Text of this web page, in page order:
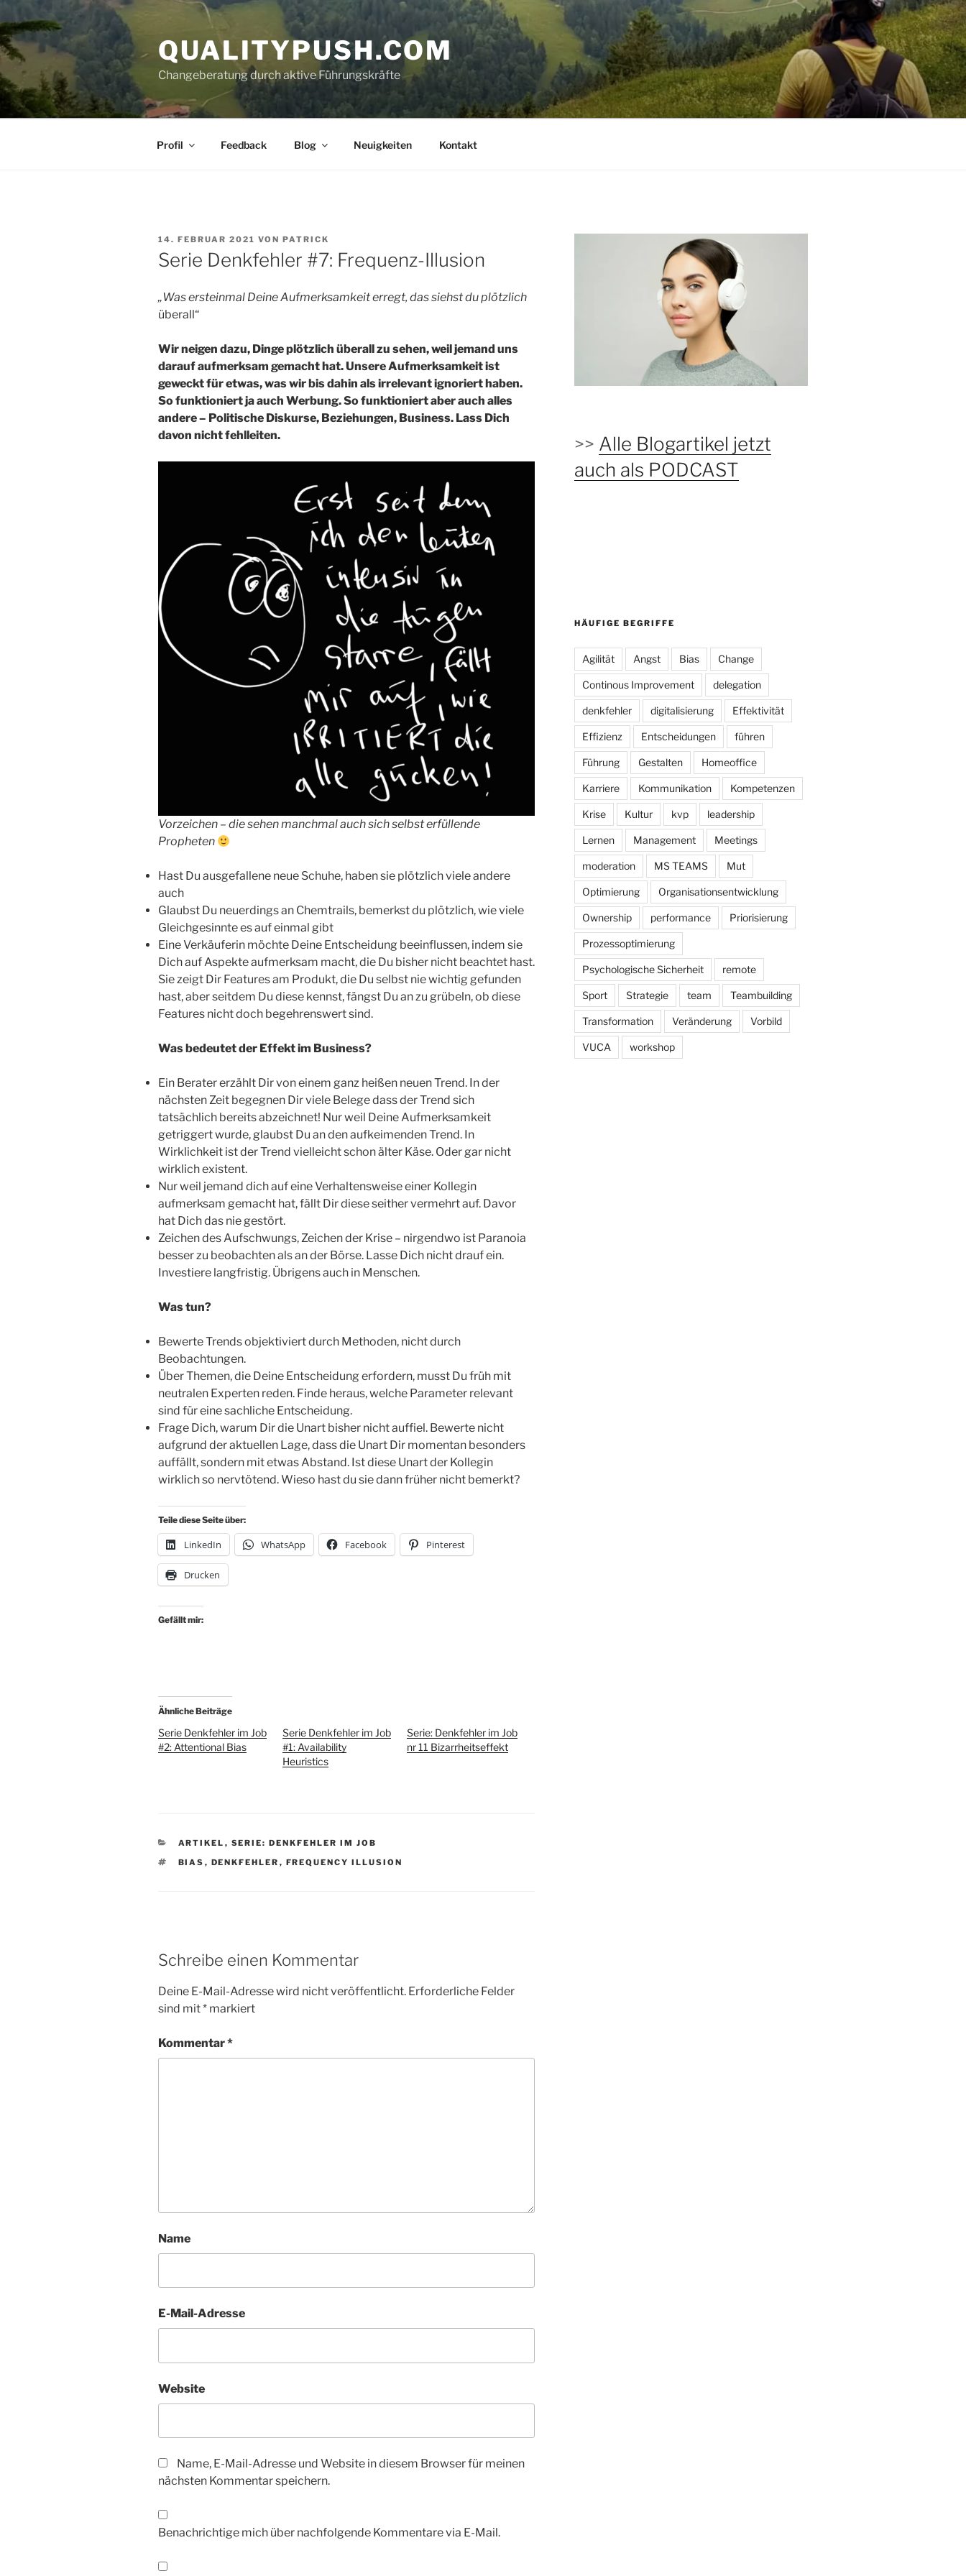
Inhalt
springen
QUALITYPUSH.COM
Changeberatung durch aktive Führungskräfte
Profil Feedback Blog Neuigkeiten Kontakt
VERÖFFENTLICHT
AM
14. FEBRUAR 2021 VON PATRICK
Serie Denkfehler #7: Frequenz-Illusion
„Was ersteinmal Deine Aufmerksamkeit erregt, das siehst du plötzlich
überall“
Wir neigen dazu, Dinge plötzlich überall zu sehen, weil jemand uns
darauf aufmerksam gemacht hat. Unsere Aufmerksamkeit ist
geweckt für etwas, was wir bis dahin als irrelevant ignoriert haben.
So funktioniert ja auch Werbung. So funktioniert aber auch alles
andere – Politische Diskurse, Beziehungen, Business. Lass Dich
davon nicht fehlleiten.
Vorzeichen – die sehen manchmal auch sich selbst erfüllende
Propheten
Hast Du ausgefallene neue Schuhe, haben sie plötzlich viele andere
auch
Glaubst Du neuerdings an Chemtrails, bemerkst du plötzlich, wie viele
Gleichgesinnte es auf einmal gibt
Eine Verkäuferin möchte Deine Entscheidung beeinflussen, indem sie
Dich auf Aspekte aufmerksam macht, die Du bisher nicht beachtet hast.
Sie zeigt Dir Features am Produkt, die Du selbst nie wichtig gefunden
hast, aber seitdem Du diese kennst, fängst Du an zu grübeln, ob diese
Features nicht doch begehrenswert sind.
Was bedeutet der Effekt im Business?
Ein Berater erzählt Dir von einem ganz heißen neuen Trend. In der
nächsten Zeit begegnen Dir viele Belege dass der Trend sich
tatsächlich bereits abzeichnet! Nur weil Deine Aufmerksamkeit
getriggert wurde, glaubst Du an den aufkeimenden Trend. In
Wirklichkeit ist der Trend vielleicht schon älter Käse. Oder gar nicht
wirklich existent.
Nur weil jemand dich auf eine Verhaltensweise einer Kollegin
aufmerksam gemacht hat, fällt Dir diese seither vermehrt auf. Davor
hat Dich das nie gestört.
Zeichen des Aufschwungs, Zeichen der Krise – nirgendwo ist Paranoia
besser zu beobachten als an der Börse. Lasse Dich nicht drauf ein.
Investiere langfristig. Übrigens auch in Menschen.
Was tun?
Bewerte Trends objektiviert durch Methoden, nicht durch
Beobachtungen.
Über Themen, die Deine Entscheidung erfordern, musst Du früh mit
neutralen Experten reden. Finde heraus, welche Parameter relevant
sind für eine sachliche Entscheidung.
Frage Dich, warum Dir die Unart bisher nicht auffiel. Bewerte nicht
aufgrund der aktuellen Lage, dass die Unart Dir momentan besonders
auffällt, sondern mit etwas Abstand. Ist diese Unart der Kollegin
wirklich so nervtötend. Wieso hast du sie dann früher nicht bemerkt?
Teile diese Seite über:
LinkedIn WhatsApp Facebook Pinterest
Drucken
Gefällt mir:
Ähnliche Beiträge
Serie Denkfehler im Job
#2: Attentional Bias
Serie Denkfehler im Job
#1: Availability
Heuristics
Serie: Denkfehler im Job
nr 11 Bizarrheitseffekt
KATEGORIEN
ARTIKEL , SERIE: DENKFEHLER IM JOB
SCHLAGWÖRTER
BIAS , DENKFEHLER , FREQUENCY ILLUSION
Schreibe einen Kommentar
Deine E-Mail-Adresse wird nicht veröffentlicht. Erforderliche Felder
sind mit* markiert
Kommentar*
Name
E-Mail-Adresse
Website
Name, E-Mail-Adresse und Website in diesem Browser für meinen
nächsten Kommentar speichern.
Benachrichtige mich über nachfolgende Kommentare via E-Mail.
>> Alle Blogartikel jetzt
auch als PODCAST
HÄUFIGE BEGRIFFE
Agilität Angst Bias Change
Continous Improvement delegation
denkfehler digitalisierung Effektivität
Effizienz Entscheidungen führen
Führung Gestalten Homeoffice
Karriere Kommunikation Kompetenzen
Krise Kultur kvp leadership
Lernen Management Meetings
moderation MS TEAMS Mut
Optimierung Organisationsentwicklung
Ownership performance Priorisierung
Prozessoptimierung
Psychologische Sicherheit remote
Sport Strategie team Teambuilding
Transformation Veränderung Vorbild
VUCA workshop